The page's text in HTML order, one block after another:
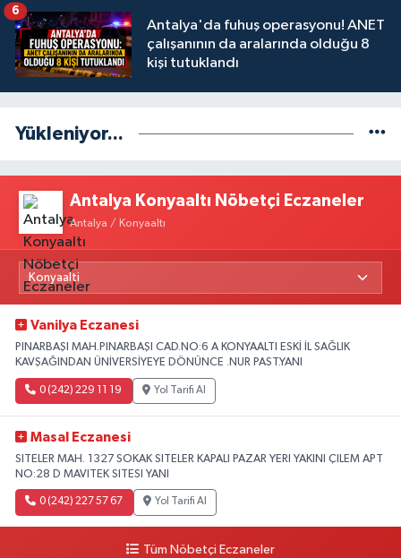
Antalya'da fuhuş operasyonu! ANET
çalışanının da aralarında olduğu 8
kişi tutuklandı
6
Yükleniyor...
Antalya Konyaaltı Nöbetçi Eczaneler
Antalya / Konyaaltı
Vanilya Eczanesi
PINARBAŞI MAH.PINARBAŞI CAD.NO:6 A KONYAALTI ESKİ İL SAĞLIK
KAVŞAĞINDAN ÜNİVERSİYEYE DÖNÜNCE .NUR PAST.YANI
0 (242) 229 11 19 Yol Tarifi Al
Masal Eczanesi
SITELER MAH. 1327 SOKAK SITELER KAPALI PAZAR YERI YAKINI ÇILEM APT
NO:28 D MAVITEK SITESI YANI
0 (242) 227 57 67 Yol Tarifi Al
Tüm Nöbetçi Eczaneler